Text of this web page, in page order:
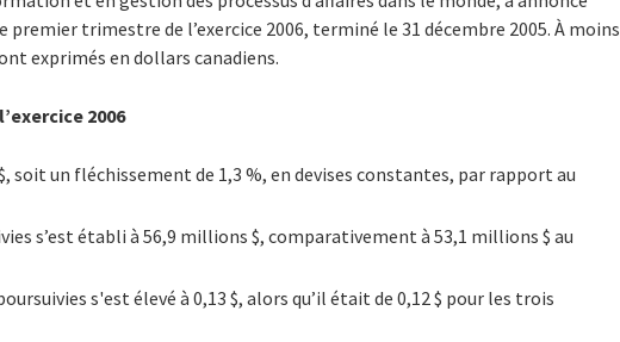
trimestre de l’exercice 2006, terminé le 31 décembre 2005. À moins
exprimés en dollars canadiens.
2006
un fléchissement de 1,3 %, en devises constantes, par rapport au
s’est établi à 56,9 millions $, comparativement à 53,1 millions $ au
s'est élevé à 0,13 $, alors qu’il était de 0,12 $ pour les trois